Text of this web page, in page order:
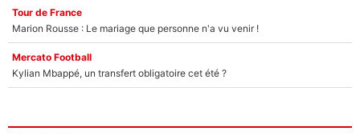
Tour de France
Marion Rousse : Le mariage que personne n'a vu venir !
Mercato Football
Kylian Mbappé, un transfert obligatoire cet été ?